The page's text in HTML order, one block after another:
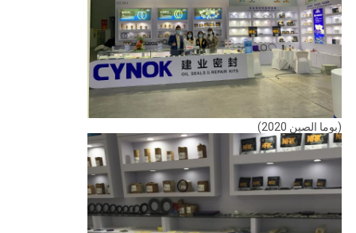
(بوما الصين 2020)